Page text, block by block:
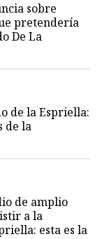
sobre
pretendería
De La
de la Espriella:
de la
de amplio
a la
esta es la